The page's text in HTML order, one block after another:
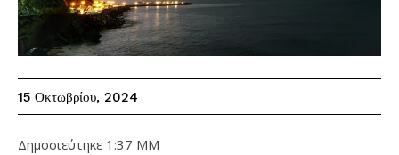
15 Οκτωβρίου, 2024
Δημοσιεύτηκε 1:37 ΜΜ